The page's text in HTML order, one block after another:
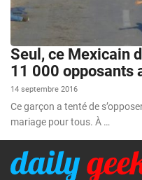
Seul, ce Mexicain
11 000 opposants
14 septembre 2016
Ce garçon a tenté de
mariage pour tous. À …